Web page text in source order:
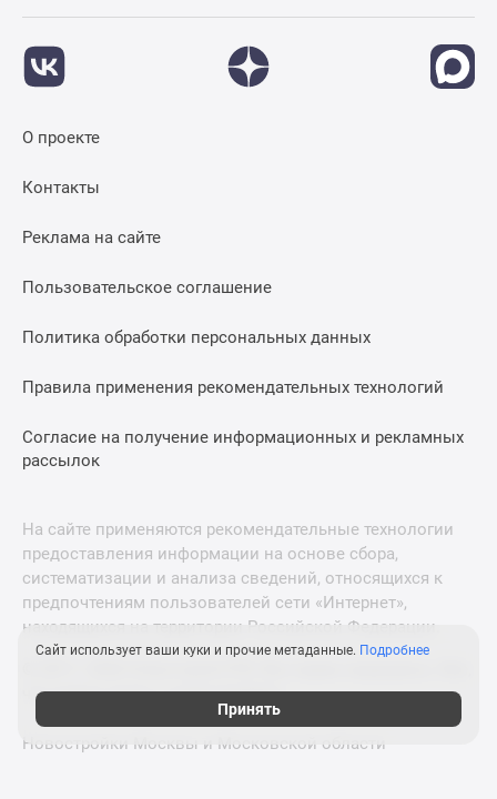
О проекте
Контакты
Реклама на сайте
Пользовательское соглашение
Политика обработки персональных данных
Правила применения рекомендательных технологий
Согласие на получение информационных и рекламных
рассылок
На сайте применяются рекомендательные технологии
предоставления информации на основе сбора,
систематизации и анализа сведений, относящихся к
предпочтениям пользователей сети «Интернет»,
находящихся на территории Российской Федерации.
что нужно знать о новостройках
Новостройки Москвы и Московской области
Сайт использует ваши куки и прочие метаданные. Подробнее
Принять